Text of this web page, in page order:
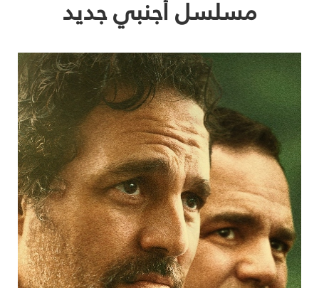
مسلسل أجنبي جديد